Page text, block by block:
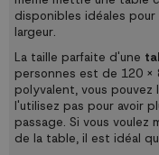
disponibles idéales
largeur.
La taille parfaite d'une
personnes est de 120
polyvalent, vous pouvez
l'utilisez pas pour avoir
passage. Si vous
de la table, il est idéal